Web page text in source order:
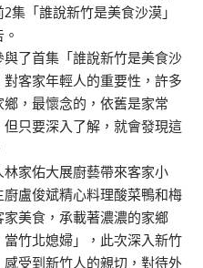
集「誰說新竹是美食沙漠」
了首集「誰說新竹是美食沙
客家年輕人的重要性，許多
，最懷念的，依舊是家常
只要深入了解，就會發現這
家佑大展廚藝帶來客家小
盧俊斌精心料理酸菜鴨和梅
美食，承載著濃濃的家鄉
竹北媳婦」，此次深入新竹
受到新竹人的親切，對待外